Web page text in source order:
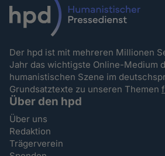
Der hpd ist mit mehreren Millionen
Jahr das wichtigste Online-Medium
humanistischen Szene im
Grundsatztexte zu unseren Themen
Über den hpd
Über uns
Redaktion
Trägerverein